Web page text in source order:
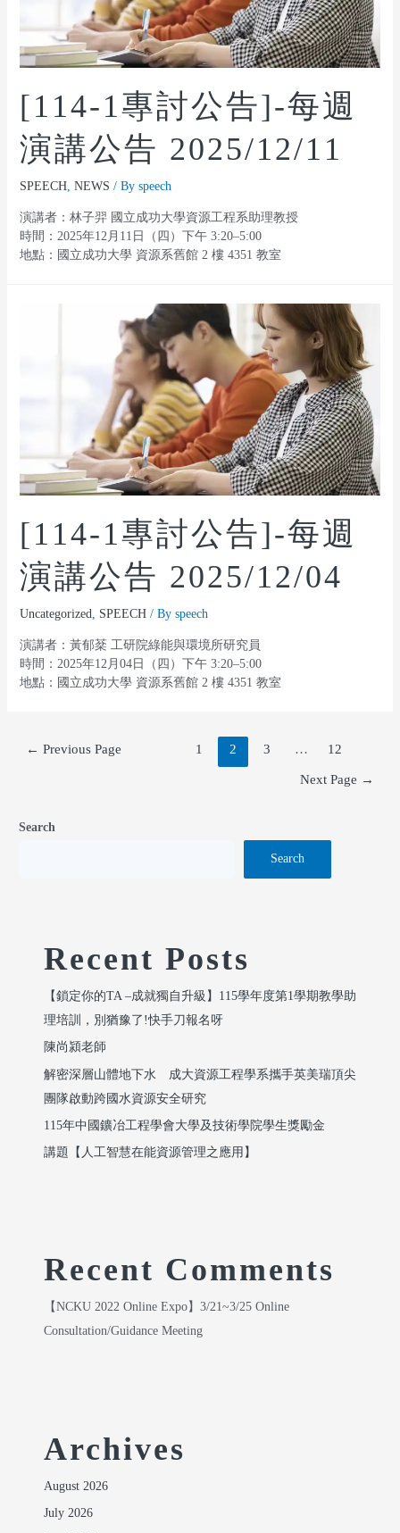
[114-1專討公告]-每週
演講公告 2025/12/11
SPEECH, NEWS / By speech
演講者：林子羿 國立成功大學資源工程系助理教授
時間：2025年12月11日（四）下午 3:20–5:00
地點：國立成功大學 資源系舊館 2 樓 4351 教室
[114-1專討公告]-每週
演講公告 2025/12/04
Uncategorized, SPEECH/ By speech
演講者：黃郁棻 工研院綠能與環境所研究員
時間：2025年12月04日（四）下午 3:20–5:00
地點：國立成功大學 資源系舊館 2 樓 4351 教室
← Previous Page 1 2 3 … 12
Next Page →
Search
Search
Recent Posts
【鎖定你的TA –成就獨自升級】115學年度第1學期教學助
理培訓，別猶豫了!快手刀報名呀
陳尚潁老師
解密深層山體地下水 成大資源工程學系攜手英美瑞頂尖
團隊啟動跨國水資源安全研究
115年中國鑛冶工程學會大學及技術學院學生獎勵金
講題【人工智慧在能資源管理之應用】
Recent Comments
【NCKU 2022 Online Expo】3/21~3/25 Online
Consultation/Guidance Meeting
Archives
August 2026
July 2026